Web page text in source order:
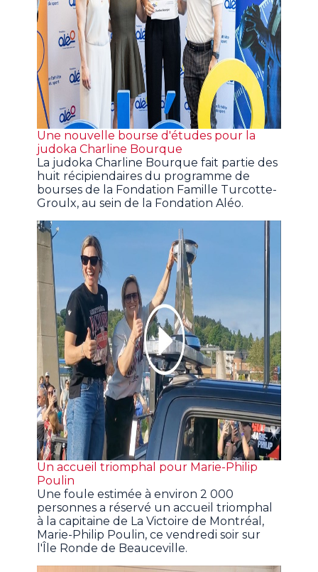
Une nouvelle bourse d'études pour la
judoka Charline Bourque
La judoka Charline Bourque fait partie des
huit récipiendaires du programme de
bourses de la Fondation Famille Turcotte-
Groulx, au sein de la Fondation Aléo.
Un accueil triomphal pour Marie-Philip
Poulin
Une foule estimée à environ 2 000
personnes a réservé un accueil triomphal
à la capitaine de La Victoire de Montréal,
Marie-Philip Poulin, ce vendredi soir sur
l'Île Ronde de Beauceville.